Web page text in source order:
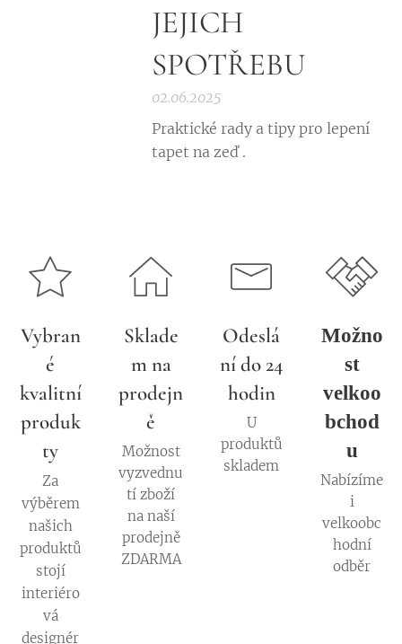
JEJICH
SPOTŘEBU
02.06.2025
Praktické rady a tipy pro lepení
tapet na zeď .
Vybran
é
kvalitní
produk
ty
Za
výběrem
našich
produktů
stojí
interiéro
vá
designér
Sklade
m na
prodejn
ě
Možnost
vyzvednu
tí zboží
na naší
prodejně
ZDARMA
Odeslá
ní do 24
hodin
U
produktů
skladem
Možno
st
velkoo
bchod
u
Nabízíme
i
velkoobc
hodní
odběr